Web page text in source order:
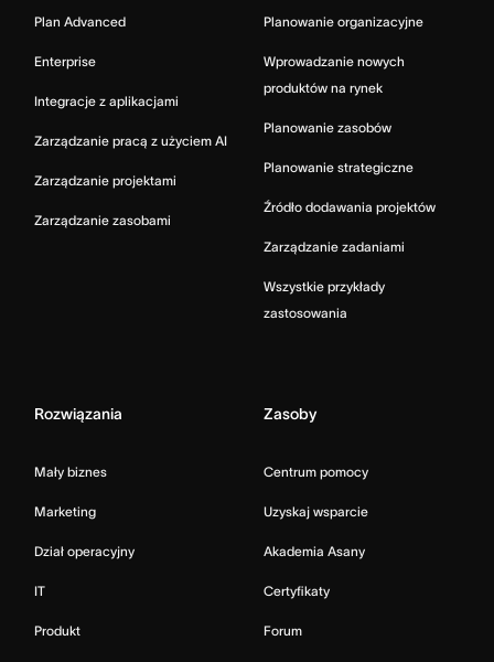
Plan Advanced
Enterprise
Integracje z aplikacjami
Zarządzanie pracą z użyciem AI
Zarządzanie projektami
Zarządzanie zasobami
Planowanie organizacyjne
Wprowadzanie nowych
produktów na rynek
Planowanie zasobów
Planowanie strategiczne
Źródło dodawania projektów
Zarządzanie zadaniami
Wszystkie przykłady
zastosowania
Rozwiązania
Mały biznes
Marketing
Dział operacyjny
IT
Produkt
Zasoby
Centrum pomocy
Uzyskaj wsparcie
Akademia Asany
Certyfikaty
Forum